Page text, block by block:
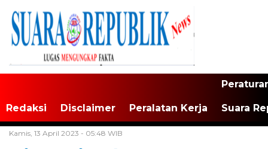
Redaksi Disclaimer Peralatan Kerja Suara
Kamis, 13 April 2023 - 05:48 WIB